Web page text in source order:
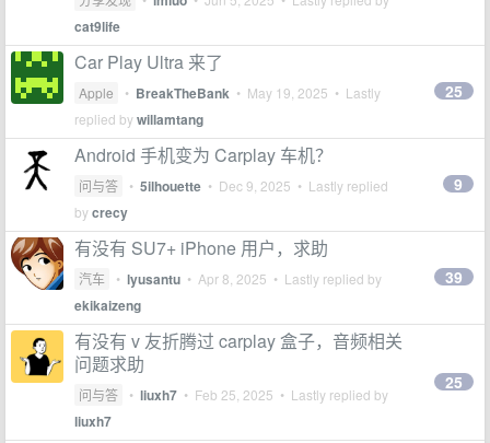
cat9life
Car Play Ultra 来了
Apple • BreakTheBank • May 19, 2025 • Lastly
replied bywillamtang
25
Android 手机变为 Carplay 车机？
问与答 • 5ilhouette • Dec 9, 2025 • Lastly replied
bycrecy
9
有没有 SU7+ iPhone 用户，求助
汽车 • lyusantu • Apr 8, 2025 • Lastly replied by
ekikaizeng
39
有没有 v 友折腾过 carplay 盒子，音频相关
问题求助
问与答 • liuxh7 • Feb 25, 2025 • Lastly replied by
liuxh7
25